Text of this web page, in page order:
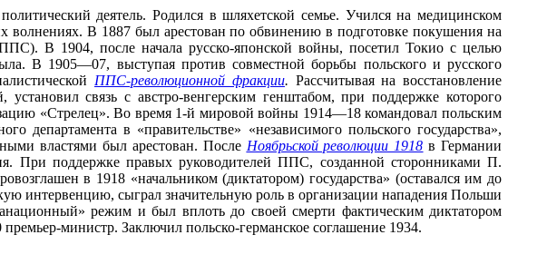
деятель. Родился в шляхетской семье. Учился на медицинском
волнениях. В 1887 был арестован по обвинению в подготовке покушения на
В 1904, после начала русско-японской войны, посетил Токио с целью
В 1905—07, выступая против совместной борьбы польского и русского
ППС-революционной фракции. Рассчитывая на восстановление
связь с австро-венгерским генштабом, при поддержке которого
«Стрелец». Во время 1-й мировой войны 1914—18 командовал польским
в «правительстве» «независимого польского государства»,
властями был арестован. После Ноябрьской революции 1918 в Германии
При поддержке правых руководителей ППС, созданной сторонниками П.
в 1918 «начальником (диктатором) государства» (оставался им до
интервенцию, сыграл значительную роль в организации нападения Польши
режим и был вплоть до своей смерти фактическим диктатором
министр. Заключил польско-германское соглашение 1934.